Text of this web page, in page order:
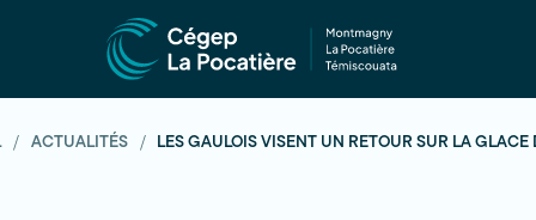
ACTUALITÉS LES GAULOIS VISENT UN RETOUR SUR LA GLACE